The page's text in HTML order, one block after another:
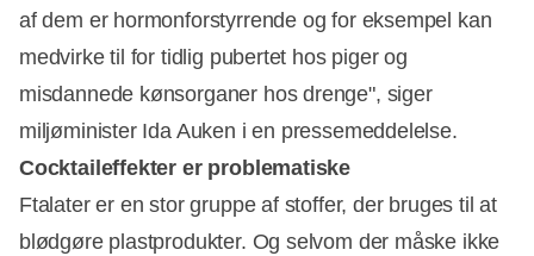
af dem er hormonforstyrrende og for eksempel kan
medvirke til for tidlig pubertet hos piger og
misdannede kønsorganer hos drenge", siger
miljøminister Ida Auken i en pressemeddelelse.
Cocktaileffekter er problematiske
Ftalater er en stor gruppe af stoffer, der bruges til at
blødgøre plastprodukter. Og selvom der måske ikke